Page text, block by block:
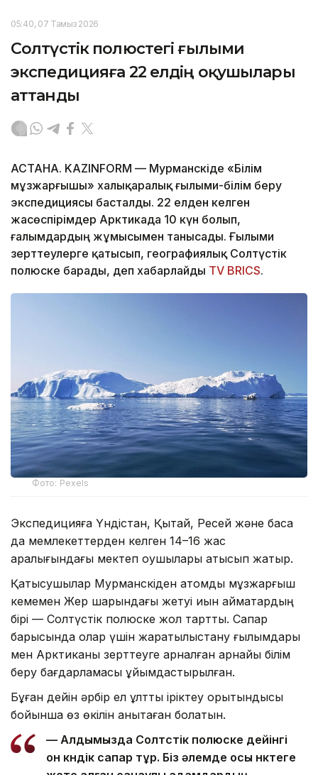
05:40, 07 Тамыз 2026
Солтүстік полюстегі ғылыми
экспедицияға 22 елдің оқушылары
аттанды
АСТАНА. KAZINFORM — Мурманскіде «Білім
мұзжарғышы» халықаралық ғылыми-білім беру
экспедициясы басталды. 22 елден келген
жасөспірімдер Арктикада 10 күн болып,
ғалымдардың жұмысымен танысады. Ғылыми
зерттеулерге қатысып, географиялық Солтүстік
полюске барады, деп хабарлайды TV BRICS.
Фото: Pexels
Экспедицияға Үндістан, Қытай, Ресей және басқа
да мемлекеттерден келген 14–16 жас
аралығындағы мектеп оқушылары қатысып жатыр.
Қатысушылар Мурманскіден атомдық мұзжарғыш
кемемен Жер шарындағы жетуі қиын аймақтардың
бірі — Солтүстік полюске жол тартты. Сапар
барысында олар үшін жаратылыстану ғылымдары
мен Арктиканы зерттеуге арналған арнайы білім
беру бағдарламасы ұйымдастырылған.
Бұған дейін әрбір ел ұлттық іріктеу қорытындысы
бойынша өз өкілін анықтаған болатын.
— Алдымызда Солтүстік полюске дейінгі
он күндік сапар тұр. Біз әлемде осы нүктеге